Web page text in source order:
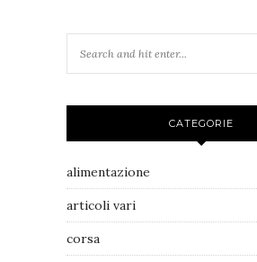
CATEGORIE
alimentazione
articoli vari
corsa